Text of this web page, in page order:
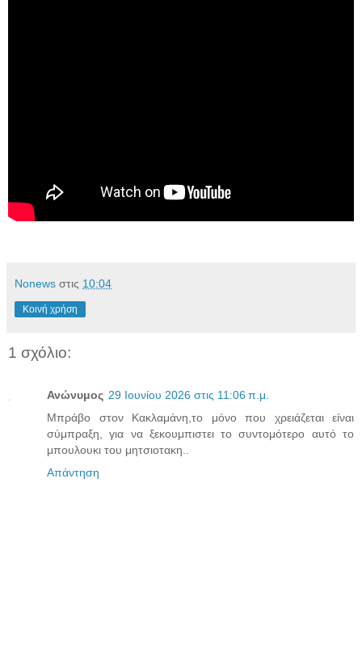
Νonews στις 10:04
Κοινή χρήση
1 σχόλιο:
Ανώνυμος 29 Ιουνίου 2026 στις 11:06 π.μ.
Μπράβο στον Κακλαμάνη,το μόνο που χρειάζεται είναι
σύμπραξη, για να ξεκουμπιστει το συντομότερο αυτό το
μπουλουκι του μητσιοτακη..
Απάντηση